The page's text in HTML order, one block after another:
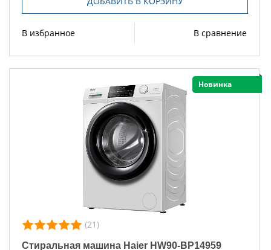
В избранное В сравнение
Новинка
(21)
Стиральная машина Haier HW90-BP14959